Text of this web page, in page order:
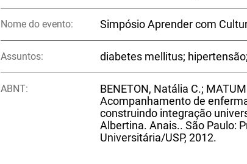
Nome do evento: Simpósio Aprender com
Assuntos: diabetes mellitus;
ABNT:
BENETON, Natália C.;
Acompanhamento de
construindo integração
Albertina. Anais.. São Paulo:
Universitária/USP, 2012.